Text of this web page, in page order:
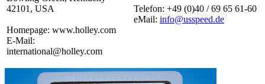
42101, USA
Homepage: www.holley.com
E-Mail:
international@holley.com
Telefon: +49 (0)40 / 69 65 61-60
eMail: info@usspeed.de